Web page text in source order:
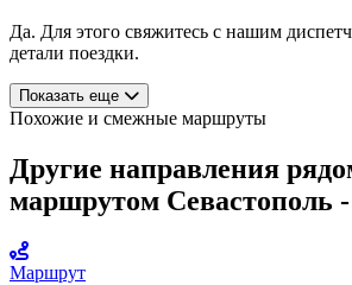
Да. Для этого свяжитесь с нашим
детали поездки.
Показать еще
Похожие и смежные маршруты
Другие направления
маршрутом Севастополь
Маршрут